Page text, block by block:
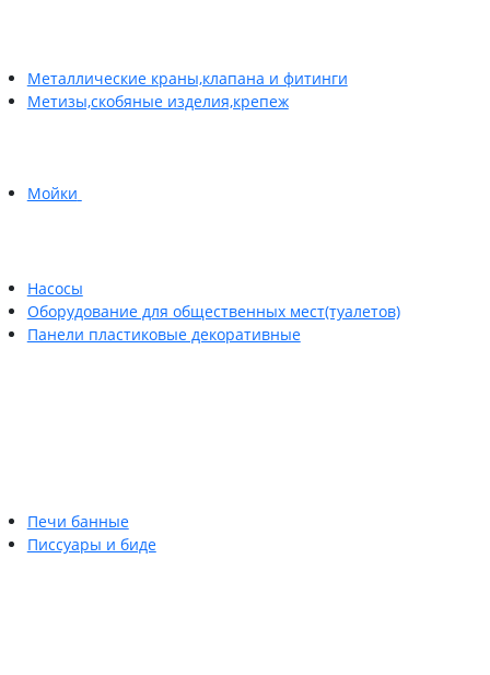
Металлические краны,клапана и фитинги
Метизы,скобяные изделия,крепеж
Мойки
Насосы
Оборудование для общественных мест(туалетов)
Панели пластиковые декоративные
Печи банные
Писсуары и биде